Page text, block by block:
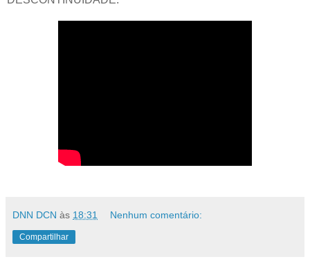
DNN DCN às 18:31 Nenhum comentário:
Compartilhar